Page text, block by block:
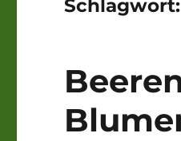
Schlagwort: